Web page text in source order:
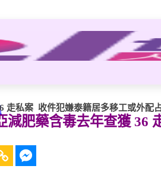
走私案 收件犯嫌泰籍居多移工或外配
減肥藥含毒去年查獲 36